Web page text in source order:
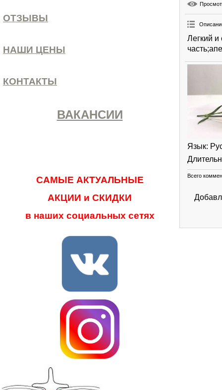
ОТЗЫВЫ
НАШИ ЦЕНЫ
КОНТАКТЫ
ВАКАНСИИ
САМЫЕ АКТУАЛЬНЫЕ
АКЦИИ и СКИДКИ
в наших социальных сетях
Легкий
Язык:
Всего